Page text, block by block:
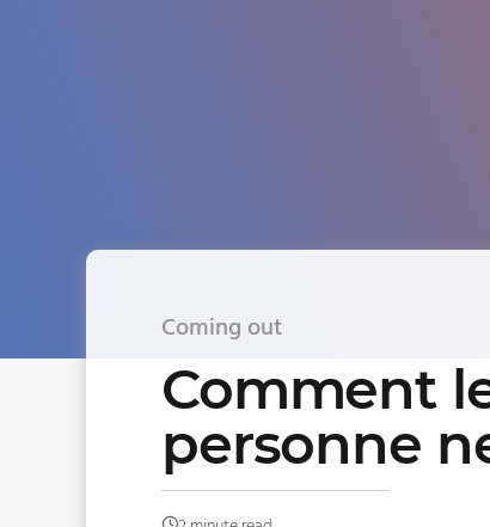
Coming out
Comment
personne